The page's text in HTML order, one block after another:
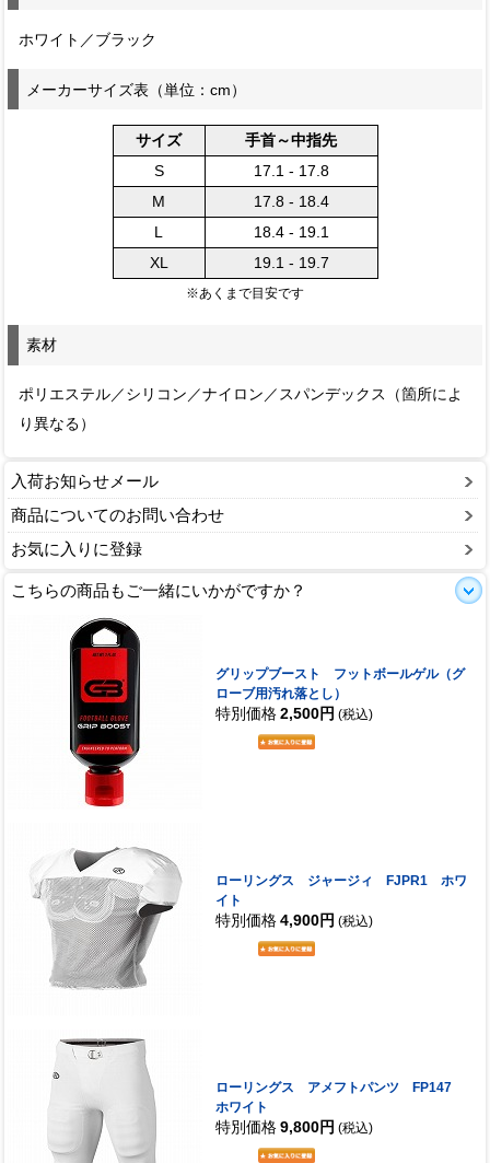
ホワイト／ブラック
メーカーサイズ表（単位：cm）
サイズ
手首～中指先
S
17.1 - 17.8
M
17.8 - 18.4
L
18.4 - 19.1
XL
19.1 - 19.7
※あくまで目安です
素材
ポリエステル／シリコン／ナイロン／スパンデックス（箇所によ
り異なる）
入荷お知らせメール
商品についてのお問い合わせ
お気に入りに登録
こちらの商品もご一緒にいかがですか？
グリップブースト フットボールゲル（グ
ローブ用汚れ落とし）
特別価格 2,500円 (税込)
ローリングス ジャージィ FJPR1 ホワ
イト
特別価格 4,900円 (税込)
ローリングス アメフトパンツ FP147
ホワイト
特別価格 9,800円 (税込)